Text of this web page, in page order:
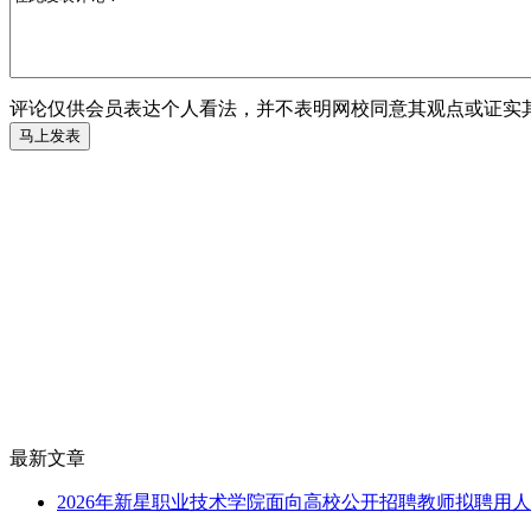
评论仅供会员表达个人看法，并不表明网校同意其观点或证实
最新文章
2026年新星职业技术学院面向高校公开招聘教师拟聘用